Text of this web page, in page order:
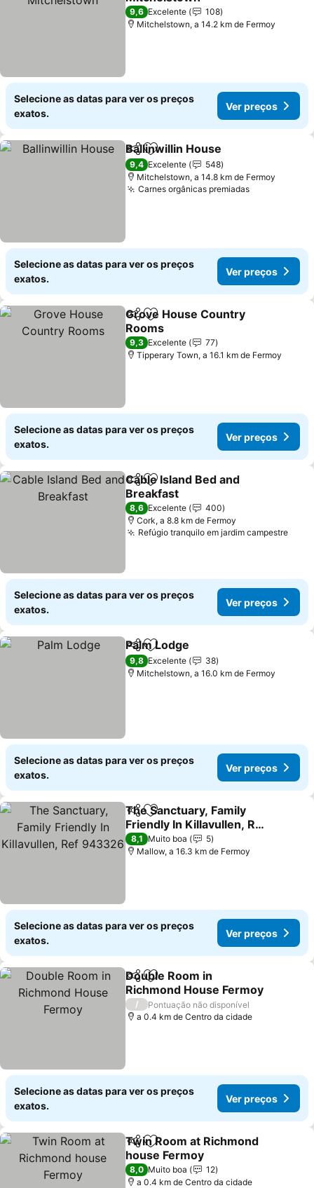
Ver preços
9,6 Excelente
108
Mitchelstown, a 14.2 km de Fermoy
Selecione as datas para ver os preços
exatos.
Ver preços
PartilharAdicionar aos favoritos
Ballinwillin House
9,4 Excelente
548
Mitchelstown, a 14.8 km de Fermoy
Carnes orgânicas premiadasVer preços
Selecione as datas para ver os preços
exatos.
Ver preços
PartilharAdicionar aos favoritos
Grove House Country
Rooms
Ver preços
9,3 Excelente
77
Tipperary Town, a 16.1 km de Fermoy
Selecione as datas para ver os preços
exatos.
Ver preços
PartilharAdicionar aos favoritos
Cable Island Bed and
Breakfast
Ver preços
8,6 Excelente
400
Cork, a 8.8 km de Fermoy
Refúgio tranquilo em jardim campestreVer
Selecione as datas para ver os preços
exatos.
Ver preços
PartilharAdicionar aos favoritos
Palm Lodge
9,8 Excelente
38
Mitchelstown, a 16.0 km de Fermoy
Selecione as datas para ver os preços
exatos.
Ver preços
PartilharAdicionar aos favoritos
The Sanctuary, Family
Friendly In Killavullen, Ref
943326
Ver preços
8,1 Muito boa
5
Mallow, a 16.3 km de Fermoy
Selecione as datas para ver os preços
exatos.
Ver preços
PartilharAdicionar aos favoritos
Double Room in
Richmond House Fermoy
Ver preços
/
Pontuação não disponível
a 0.4 km de Centro da cidade
Selecione as datas para ver os preços
exatos.
Ver preços
PartilharAdicionar aos favoritos
Twin Room at Richmond
house Fermoy
Ver preços
8,0 Muito boa
12
a 0.4 km de Centro da cidade